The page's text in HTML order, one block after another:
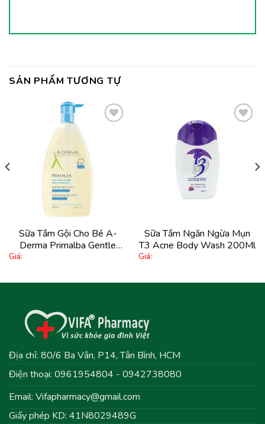
SẢN PHẨM TƯƠNG TỰ
Sữa Tắm Gội Cho Bé A-
Derma Primalba Gentle
Giá:
Sữa Tắm Ngăn Ngừa Mụn
T3 Acne Body Wash 200Ml
Giá:
Địa chỉ: 80/6 Ba Vân, P14, Tân Bình, HCM
Điện thoại: 0961954804 - 0942738080
Email: Vifapharmacy@gmail.com
Giấy phép KD: 41N8029489G